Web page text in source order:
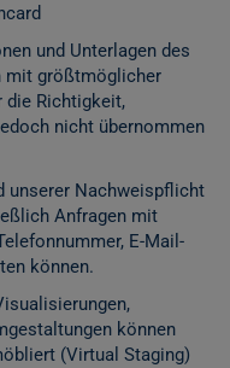
und Unterlagen des
mit größtmöglicher
die Richtigkeit,
nicht übernommen
unserer Nachweispflicht
Anfragen mit
E-Mail-
können.
können
(Virtual Staging)